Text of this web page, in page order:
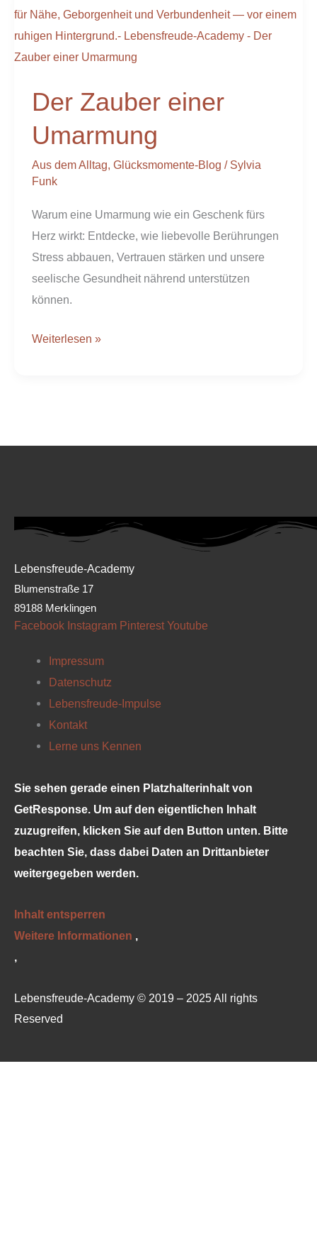
Der Zauber einer
Umarmung
Aus dem Alltag, Glücksmomente-Blog / Sylvia
Funk
Warum eine Umarmung wie ein Geschenk fürs
Herz wirkt: Entdecke, wie liebevolle Berührungen
Stress abbauen, Vertrauen stärken und unsere
seelische Gesundheit nährend unterstützen
können.
Zauber
einer
Umarmung
Weiterlesen »
Lebensfreude-Academy
Blumenstraße 17
89188 Merklingen
Facebook Instagram Pinterest Youtube
Impressum
Datenschutz
Lebensfreude-Impulse
Kontakt
Lerne uns Kennen
Sie sehen gerade einen Platzhalterinhalt von
GetResponse. Um auf den eigentlichen Inhalt
zuzugreifen, klicken Sie auf den Button unten. Bitte
beachten Sie, dass dabei Daten an Drittanbieter
weitergegeben werden.
Inhalt entsperren
Weitere Informationen ‚
‚
Lebensfreude-Academy © 2019 – 2025 All rights
Reserved